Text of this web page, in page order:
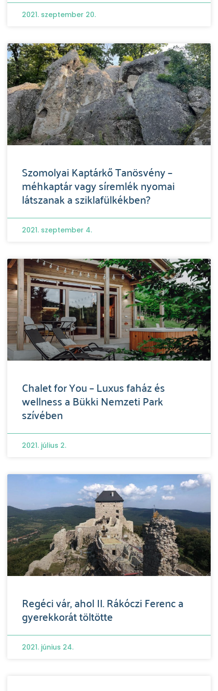
2021. szeptember 20.
Szomolyai Kaptárkő Tanösvény –
méhkaptár vagy síremlék nyomai
látszanak a sziklafülkékben?
2021. szeptember 4.
Chalet for You – Luxus faház és
wellness a Bükki Nemzeti Park
szívében
2021. július 2.
Regéci vár, ahol II. Rákóczi Ferenc a
gyerekkorát töltötte
2021. június 24.